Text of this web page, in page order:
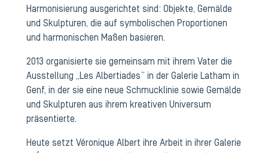
Harmonisierung ausgerichtet sind: Objekte, Gemälde
und Skulpturen, die auf symbolischen Proportionen
und harmonischen Maßen basieren.
2013 organisierte sie gemeinsam mit ihrem Vater die
Ausstellung „Les Albertiades” in der Galerie Latham in
Genf, in der sie eine neue Schmucklinie sowie Gemälde
und Skulpturen aus ihrem kreativen Universum
präsentierte.
Heute setzt Véronique Albert ihre Arbeit in ihrer Galerie